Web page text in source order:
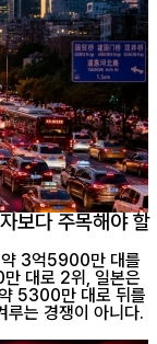
보다 주목해야 할
약 3억5900만 대를
대로 2위, 일본은
5300만 대로 뒤를
루는 경쟁이 아니다.